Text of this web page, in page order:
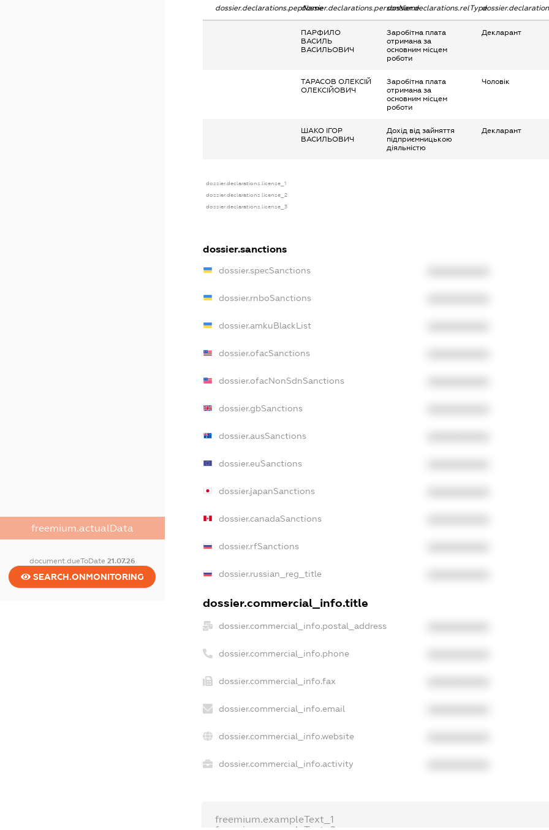
freemium.actualData
document.dueToDate 21.07.26
SEARCH.ONMONITORING
dossier.declarations.pepNamedossier.declarations.personNamedossier.declarations.relType
ПАРФИЛО
ВАСИЛЬ
ВАСИЛЬОВИЧ
Заробітна плата
отримана за
основним місцем
роботи
Декларант
ТАРАСОВ ОЛЕКСІЙ
ОЛЕКСІЙОВИЧ
Заробітна плата
отримана за
основним місцем
роботи
Чоловік
ШАКО ІГОР
ВАСИЛЬОВИЧ
Дохід від зайняття
підприємницькою
діяльністю
Декларант
dossier.declarations.license_1
dossier.declarations.license_2
dossier.declarations.license_3
dossier.sanctions
dossier.specSanctions
dossier.rnboSanctions
dossier.amkuBlackList
dossier.ofacSanctions
dossier.ofacNonSdnSanctions
dossier.gbSanctions
dossier.ausSanctions
dossier.euSanctions
dossier.japanSanctions
dossier.canadaSanctions
dossier.rfSanctions
dossier.russian_reg_title
dossier.commercial_info.title
dossier.commercial_info.postal_address
dossier.commercial_info.phone
dossier.commercial_info.fax
dossier.commercial_info.email
dossier.commercial_info.website
dossier.commercial_info.activity
freemium.exampleText_1